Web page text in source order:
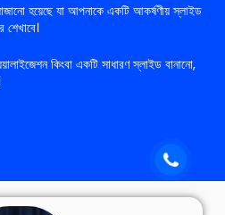
হয়েছে যা আপনাকে একটি আকর্ষণীয় স্লাইড
শেখাবে।
কিংবা একটি সাধারণ স্লাইড বানানো,